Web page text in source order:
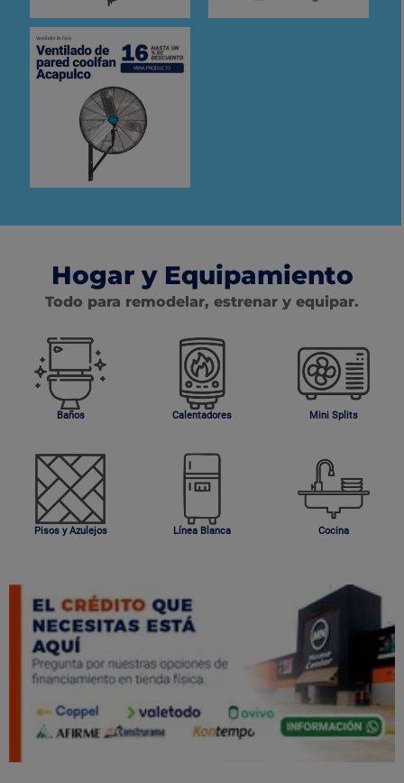
Hogar y Equipamiento
Todo para remodelar, estrenar y equipar.
Baños Calentadores Mini Splits
Pisos y Azulejos Línea Blanca Cocina